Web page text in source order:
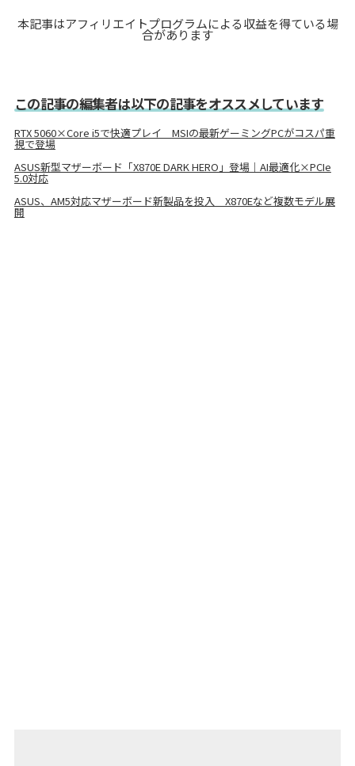
本記事はアフィリエイトプログラムによる収益を得ている場
合があります
この記事の編集者は以下の記事をオススメしています
RTX 5060×Core i5で快適プレイ MSIの最新ゲーミングPCがコスパ重
視で登場
ASUS新型マザーボード「X870E DARK HERO」登場｜AI最適化×PCIe
5.0対応
ASUS、AM5対応マザーボード新製品を投入 X870Eなど複数モデル展
開